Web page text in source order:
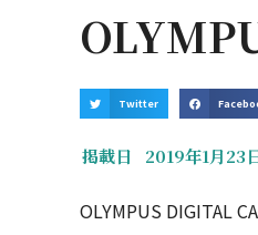
Twitter
掲載日 2019年1月23
OLYMPUS DIGITAL